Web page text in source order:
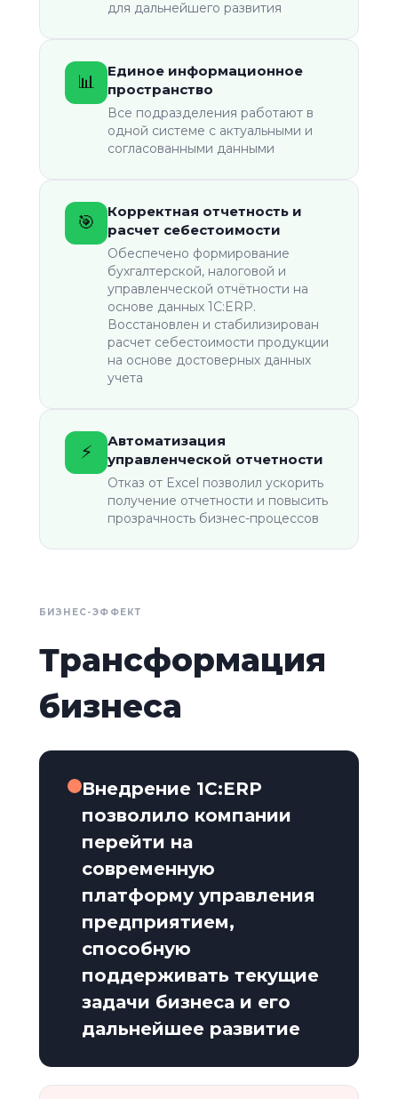
для дальнейшего развития
📊️
Единое информационное
пространство
Все подразделения работают в
одной системе с актуальными и
согласованными данными
🎯
Корректная отчетность и
расчет себестоимости
Обеспечено формирование
бухгалтерской, налоговой и
управленческой отчётности на
основе данных 1С:ERP.
Восстановлен и стабилизирован
расчет себестоимости продукции
на основе достоверных данных
учета
⚡
Автоматизация
управленческой отчетности
Отказ от Excel позволил ускорить
получение отчетности и повысить
прозрачность бизнес-процессов
БИЗНЕС-ЭФФЕКТ
Трансформация
бизнеса
Внедрение 1С:ERP
позволило компании
перейти на
современную
платформу управления
предприятием,
способную
поддерживать текущие
задачи бизнеса и его
дальнейшее развитие